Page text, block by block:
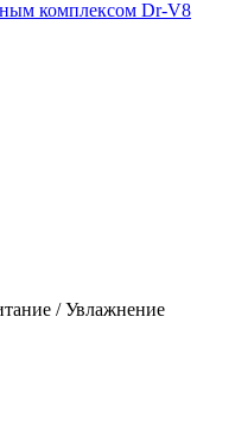
/ Увлажнение